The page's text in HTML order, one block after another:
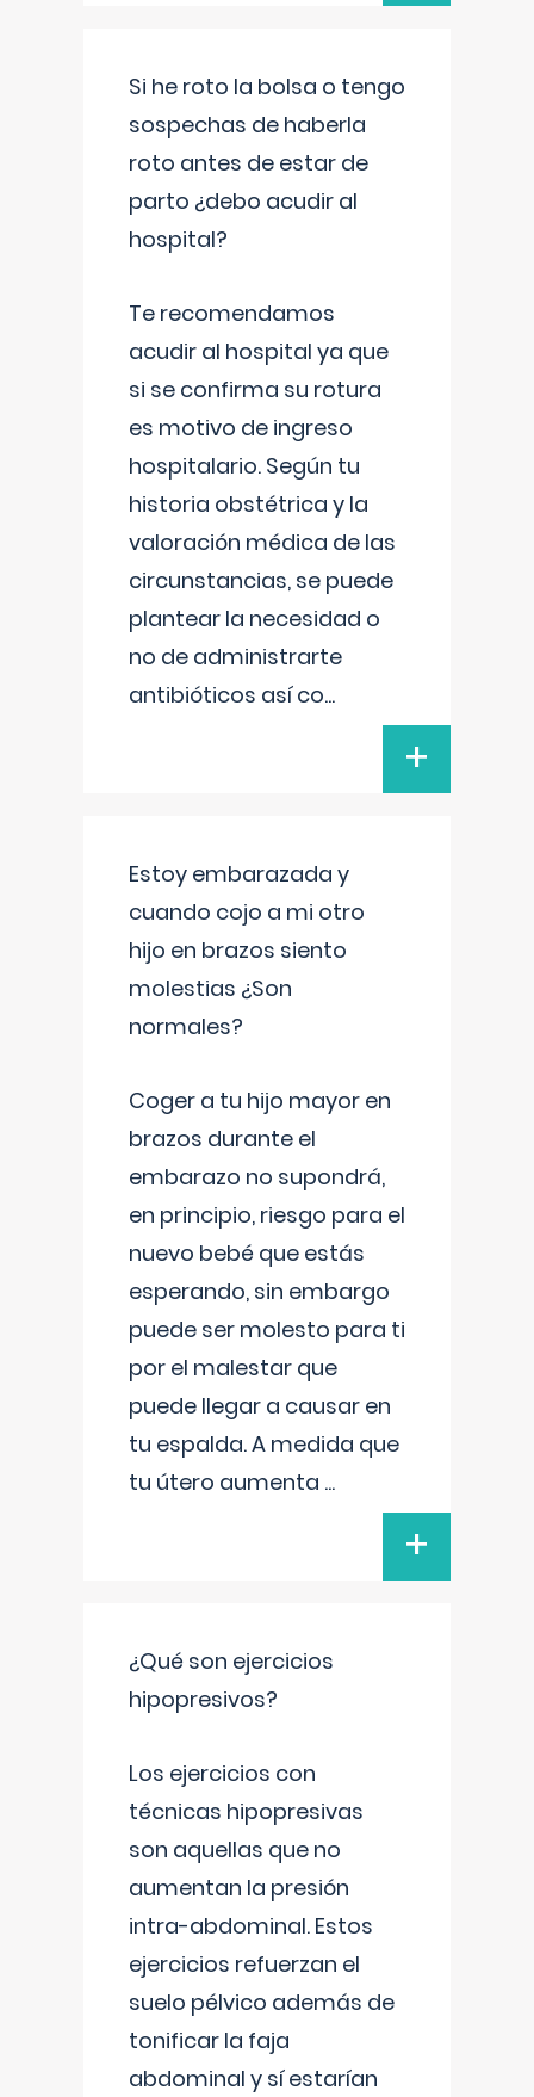
Si he roto la bolsa o tengo
sospechas de haberla
roto antes de estar de
parto ¿debo acudir al
hospital?
Te recomendamos
acudir al hospital ya que
si se confirma su rotura
es motivo de ingreso
hospitalario. Según tu
historia obstétrica y la
valoración médica de las
circunstancias, se puede
plantear la necesidad o
no de administrarte
antibióticos así co...
+
Estoy embarazada y
cuando cojo a mi otro
hijo en brazos siento
molestias ¿Son
normales?
Coger a tu hijo mayor en
brazos durante el
embarazo no supondrá,
en principio, riesgo para el
nuevo bebé que estás
esperando, sin embargo
puede ser molesto para ti
por el malestar que
puede llegar a causar en
tu espalda. A medida que
tu útero aumenta ...
+
¿Qué son ejercicios
hipopresivos?
Los ejercicios con
técnicas hipopresivas
son aquellas que no
aumentan la presión
intra-abdominal. Estos
ejercicios refuerzan el
suelo pélvico además de
tonificar la faja
abdominal y sí estarían